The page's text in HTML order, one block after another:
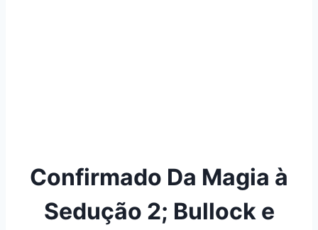
Confirmado Da Magia à
Sedução 2; Bullock e